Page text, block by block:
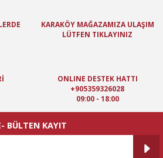
veya görüntülenemiyor.
bulunuyor.
daha pahalı.
KARAKÖY MAĞAZAMIZA ULAŞIM
LÜTFEN TIKLAYINIZ
ONLINE DESTEK HATTI
+905359326028
09:00 - 18:00
BÜLTEN KAYIT